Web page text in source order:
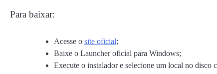
Para baixar:
Acesse o site oficial;
Baixe o Launcher oficial para Windows;
Execute o instalador e selecione um local no disco